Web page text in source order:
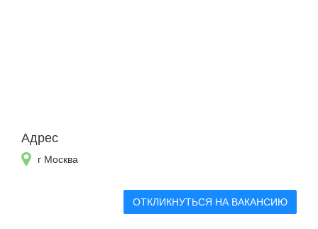
Адрес
г Москва
ОТКЛИКНУТЬСЯ НА ВАКАНСИЮ